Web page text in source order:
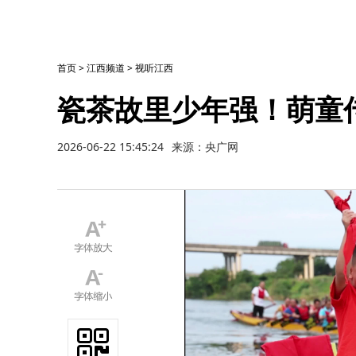
首页>江西频道 >视听江西
瓷茶故里少年强！萌
2026-06-22 15:45:24 来源：央广网